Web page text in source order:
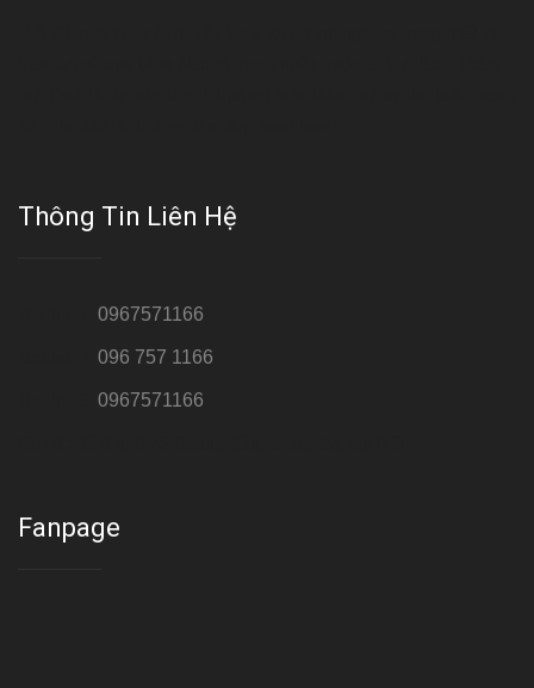
Thông Tin Liên Hệ
0967571166
096 757 1166
0967571166
Fanpage